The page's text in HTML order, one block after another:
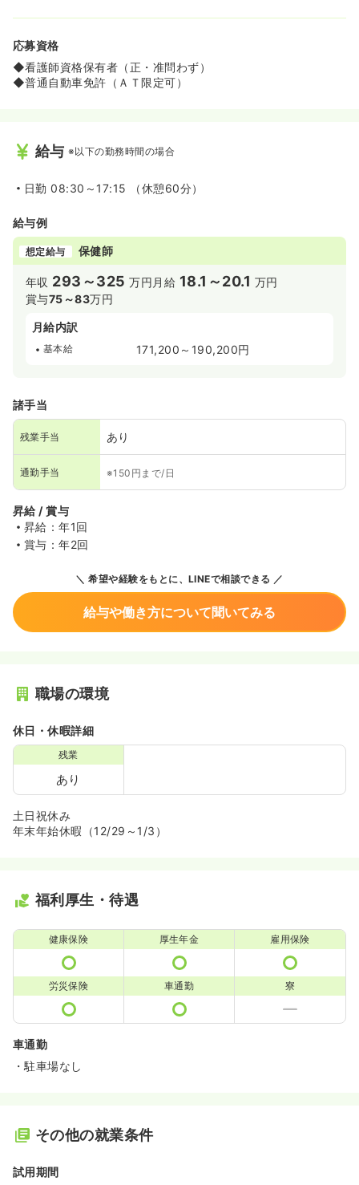
応募資格
◆看護師資格保有者（正・准問わず）
◆普通自動車免許（ＡＴ限定可）
給与 ※以下の勤務時間の場合
日勤 08:30～17:15 （休憩60分）
給与例
想定給与 保健師
年収 293～325 万円 月給 18.1～20.1 万円
賞与75～83万円
月給内訳
基本給 171,200～190,200円
諸手当
残業手当 あり
通勤手当 ※150円まで/日
昇給 / 賞与
昇給：年1回
賞与：年2回
希望や経験をもとに、LINEで相談できる
給与や働き方について聞いてみる
職場の環境
休日・休暇詳細
残業
あり
土日祝休み
年末年始休暇（12/29～1/3）
福利厚生・待遇
健康保険 厚生年金 雇用保険
労災保険 車通勤 寮
車通勤
・駐車場なし
その他の就業条件
試用期間